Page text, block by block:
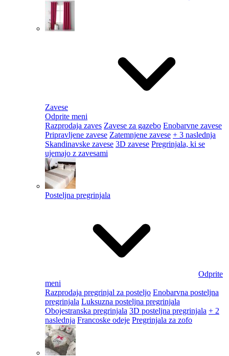
Zavese
Odprite meni
Razprodaja zaves Zavese za gazebo Enobarvne zavese
Pripravljene zavese Zatemnjene zavese + 3 naslednja
Skandinavske zavese 3D zavese Pregrinjala, ki se
ujemajo z zavesami
Posteljna pregrinjala
Odprite
meni
Razprodaja pregrinjal za posteljo Enobarvna posteljna
pregrinjala Luksuzna posteljna pregrinjala
Obojestranska pregrinjala 3D posteljna pregrinjala + 2
naslednja Francoske odeje Pregrinjala za zofo